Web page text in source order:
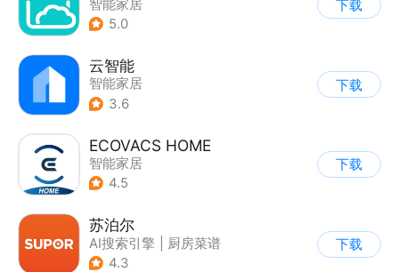
智能家居
5.0
下载
云智能
智能家居
3.6
下载
ECOVACS HOME
智能家居
4.5
下载
苏泊尔
AI搜索引擎
厨房菜谱
| 智能家居
4.3
下载